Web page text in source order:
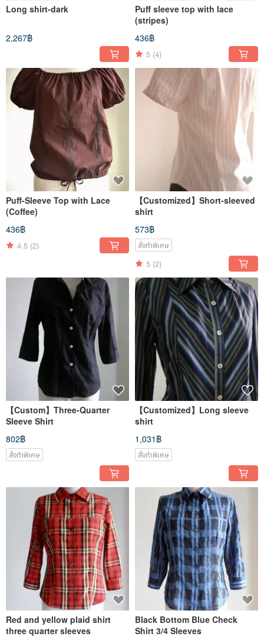
Long shirt-dark
2,267฿
Puff sleeve top with lace
(stripes)
436฿
5 (4)
Puff-Sleeve Top with Lace
(Coffee)
436฿
4.5 (2)
【Customized】Short-sleeved
shirt
573฿
สั่งทำพิเศษ
5 (2)
【Custom】Three-Quarter
Sleeve Shirt
802฿
สั่งทำพิเศษ
【Customized】Long sleeve
shirt
1,031฿
สั่งทำพิเศษ
Red and yellow plaid shirt
three quarter sleeves
Black Bottom Blue Check
Shirt 3/4 Sleeves